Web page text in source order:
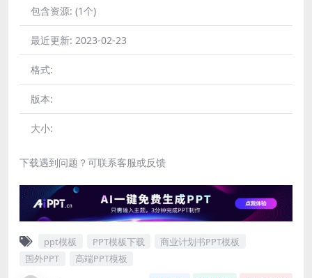
包含资源: (1个)
最近更新: 2023-02-23
格式:
版本:
大小:
下载遇到问题？可联系客服或反馈
ppt模板 PPT模板下载
商业计划书PPT模板
国外PPT
高端PPT模板